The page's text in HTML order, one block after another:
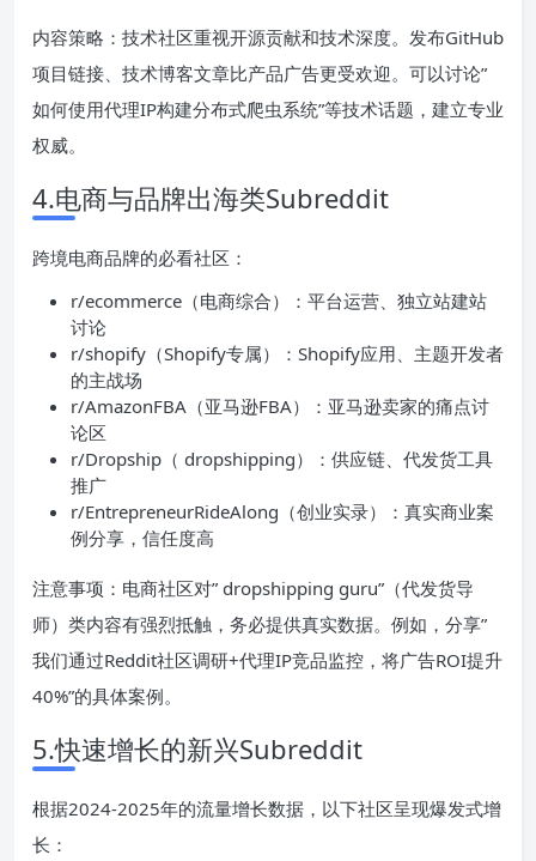
内容策略：技术社区重视开源贡献和技术深度。发布GitHub
项目链接、技术博客文章比产品广告更受欢迎。可以讨论”
如何使用代理IP构建分布式爬虫系统”等技术话题，建立专业
权威。
4.电商与品牌出海类Subreddit
跨境电商品牌的必看社区：
r/ecommerce（电商综合）：平台运营、独立站建站
讨论
r/shopify（Shopify专属）：Shopify应用、主题开发者
的主战场
r/AmazonFBA（亚马逊FBA）：亚马逊卖家的痛点讨
论区
r/Dropship（ dropshipping）：供应链、代发货工具
推广
r/EntrepreneurRideAlong（创业实录）：真实商业案
例分享，信任度高
注意事项：电商社区对” dropshipping guru”（代发货导
师）类内容有强烈抵触，务必提供真实数据。例如，分享”
我们通过Reddit社区调研+代理IP竞品监控，将广告ROI提升
40%”的具体案例。
5.快速增长的新兴Subreddit
根据2024-2025年的流量增长数据，以下社区呈现爆发式增
长：